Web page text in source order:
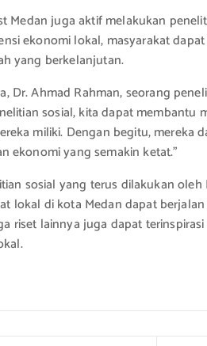
Medan juga aktif melakukan
ekonomi lokal, masyarakat
yang berkelanjutan.
Dr. Ahmad Rahman, seorang
sosial, kita dapat
miliki. Dengan begitu, mereka
ekonomi yang semakin ketat.”
sosial yang terus dilakukan oleh
lokal di kota Medan dapat
riset lainnya juga dapat